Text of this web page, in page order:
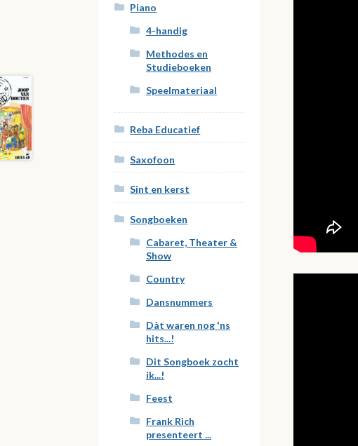
Piano
4-handig
Methodes en
Studieboeken
Speelmateriaal
Reba Educatief
Saxofoon
Sint en kerst
Songboeken
Cabaret, Theater &
Show
Country
Dansnummers
Dàt waren nog 'ns
hits...!
Dit Songboek zocht
ik...!
Feest
Frank Rich
presenteert ...